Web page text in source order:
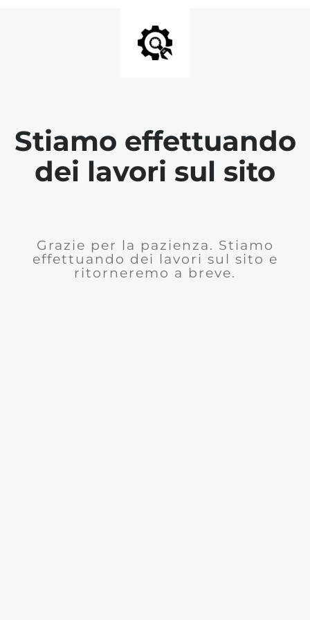
Stiamo effettuando
dei lavori sul sito
Grazie per la pazienza. Stiamo
effettuando dei lavori sul sito e
ritorneremo a breve.